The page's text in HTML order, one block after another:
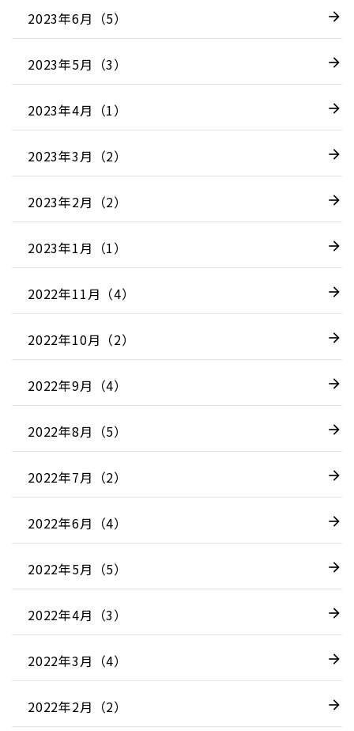
2023年6月（5）
2023年5月（3）
2023年4月（1）
2023年3月（2）
2023年2月（2）
2023年1月（1）
2022年11月（4）
2022年10月（2）
2022年9月（4）
2022年8月（5）
2022年7月（2）
2022年6月（4）
2022年5月（5）
2022年4月（3）
2022年3月（4）
2022年2月（2）